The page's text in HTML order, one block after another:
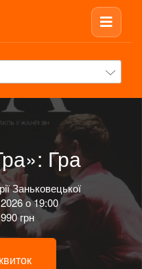
Гра
Заньковецької
о 19:00
грн